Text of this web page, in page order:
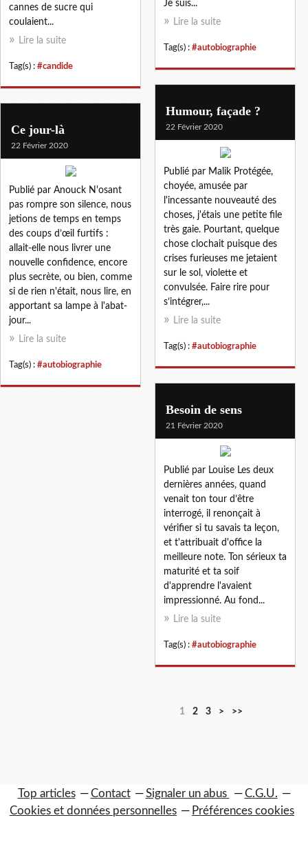
Je suis...
Lire la suite
Tag(s) : #autobiographie
cannes de sucre qui
coulaient...
Lire la suite
Tag(s) : #candide
Humour, façade ?
22 Février 2020
Publié par Malik Protégée,
choyée, amusée par
l'incessante nouveauté des
choses, j'étais une petite file
très gaie. Pourtant, quelque
chose clochait puisque des
crises furieuses me jetaient
sur le sol, violette et
convulsée. Faire rire pour
s’intégrer,...
Lire la suite
Tag(s) : #autobiographie
Ce jour-là
22 Février 2020
Publié par Anouck N'osant
pas rompre son silence, nous
jetions de temps en temps
des coups d’œil furtifs :
allait-elle nous livrer une
nouvelle confidence, encore
plus secrète, ou bien, comme
si de rien n'était, nous lire, en
apportant sa lampe à l'abat-
jour...
Lire la suite
Tag(s) : #autobiographie
Besoin de sens
21 Février 2020
Publié par Louise Les deux
dernières années, quand
venait ton tour d’être
interrogé, il renonçait à
vérifier si tu savais ta leçon,
et t'attribuait d'office la
meilleure note. Ton sérieux ta
maturité et ta soif
d'apprendre l'avaient
impressionné. Au fond...
Lire la suite
Tag(s) : #autobiographie
1 2 3 > >>
Top articles Contact Signaler un abus
C.G.U.
Cookies et données personnelles
Préférences cookies